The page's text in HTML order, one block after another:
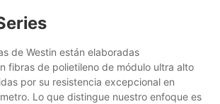
de Westin están elaboradas
fibras de polietileno de módulo ultra alto
por su resistencia excepcional en
Lo que distingue nuestro enfoque es